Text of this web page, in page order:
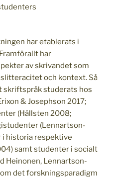
har etablerats i
har
av skrivandet som
och kontext. Så
skriftspråk studerats hos
& Josephson 2017;
(Hållsten 2008;
(Lennartson-
i historia respektive
samt studenter i socialt
Heinonen, Lennartson-
det forskningsparadigm